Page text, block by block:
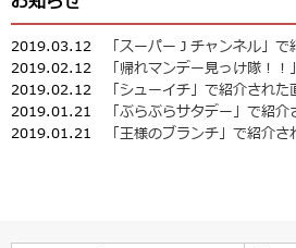
2019.03.12
「スーパーＪチャンネル」
2019.02.12
「帰れマンデー見っけ隊！
2019.02.12
「シューイチ」で紹介され
2019.01.21
「ぶらぶらサタデー」で紹
2019.01.21
「王様のブランチ」で紹介